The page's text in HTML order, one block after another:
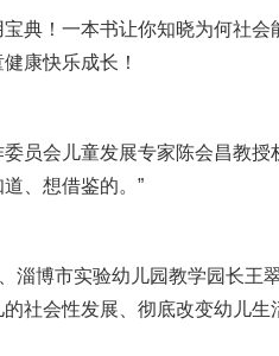
典！一本书让你知晓为何社
康快乐成长！
员会儿童发展专家陈会昌教
、想借鉴的。”
淄博市实验幼儿园教学园长
会性发展、彻底改变幼儿生活